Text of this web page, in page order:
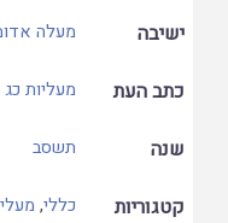
ישיבה מעלה
כתב העת מעליות כג
שנה תשסב
קטגוריות כללי,